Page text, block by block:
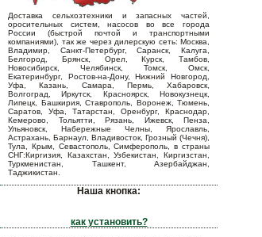
Доставка сельхозтехники и запасных частей,
оросительных систем, насосов во все города
России (быстрой почтой и транспортными
компаниями), так же через дилерскую сеть: Москва,
Владимир, Санкт-Петербург, Саранск, Калуга,
Белгород, Брянск, Орел, Курск, Тамбов,
Новосибирск, Челябинск, Томск, Омск,
Екатеринбург, Ростов-на-Дону, Нижний Новгород,
Уфа, Казань, Самара, Пермь, Хабаровск,
Волгоград, Иркутск, Красноярск, Новокузнецк,
Липецк, Башкирия, Ставрополь, Воронеж, Тюмень,
Саратов, Уфа, Татарстан, Оренбург, Краснодар,
Кемерово, Тольятти, Рязань, Ижевск, Пенза,
Ульяновск, Набережные Челны, Ярославль,
Астрахань, Барнаул, Владивосток, Грозный (Чечня),
Тула, Крым, Севастополь, Симферополь, в страны
СНГ:Киргизия, Казахстан, Узбекистан, Киргизстан,
Туркменистан, Ташкент, Азербайджан,
Таджикистан.
Наша кнопка:
как установить?